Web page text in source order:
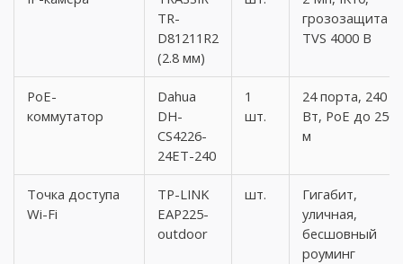
TR-
D81211R2
(2.8 мм)
грозозащита
TVS 4000 В
PoE-
коммутатор
Dahua
DH-
CS4226-
24ET-240
1
шт.
24 порта, 240
Вт, PoE до 250
м
Точка доступа
Wi-Fi
TP-LINK
EAP225-
outdoor
шт.
Гигабит,
уличная,
бесшовный
роуминг